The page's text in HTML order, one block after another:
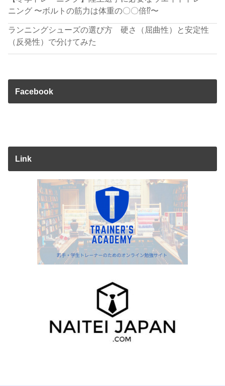
ニング 〜ボルトの筋力は体重の〇〇倍⁉︎〜
ランニングシューズの選び方 硬さ（屈曲性）と安定性
（反発性）で分けてみた
Facebook
Link